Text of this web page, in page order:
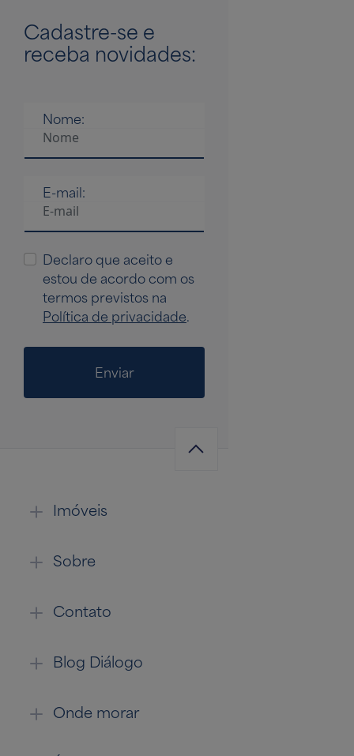
Cadastre-se e
receba novidades:
Nome:
E-mail:
Declaro que aceito e
estou de acordo com os
termos previstos na
Política de privacidade.
Enviar
Imóveis
Sobre
Contato
Blog Diálogo
Onde morar